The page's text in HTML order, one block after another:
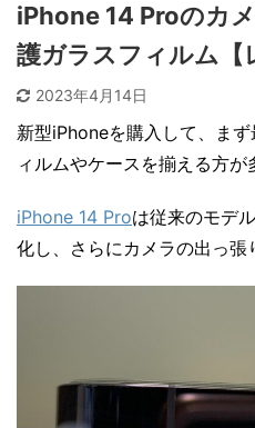
iPhone 14 Proのカ
護ガラスフィルム【
2023年4月14日
新型iPhoneを購入して、ま
ィルムやケースを揃える方が
iPhone 14 Proは従来のモデ
化し、さらにカメラの出っ張